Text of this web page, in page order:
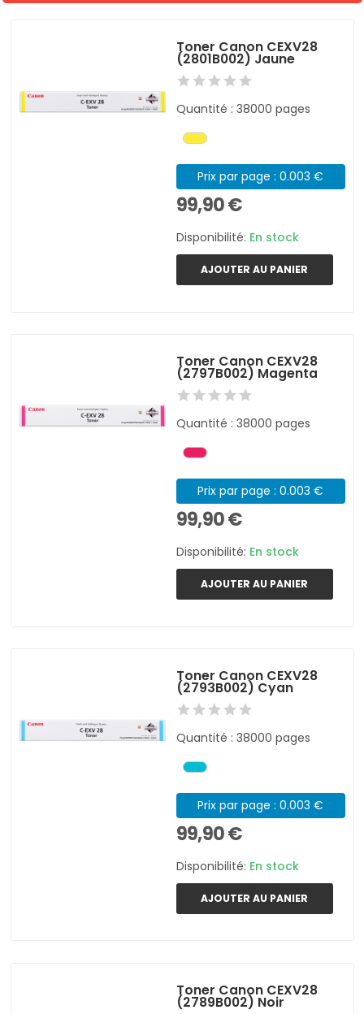
Toner Canon CEXV28
(2801B002) Jaune
Quantité : 38000 pages
Prix par page : 0.003 €
99,90 €
Disponibilité: En stock
AJOUTER AU PANIER
Toner Canon CEXV28
(2797B002) Magenta
Quantité : 38000 pages
Prix par page : 0.003 €
99,90 €
Disponibilité: En stock
AJOUTER AU PANIER
Toner Canon CEXV28
(2793B002) Cyan
Quantité : 38000 pages
Prix par page : 0.003 €
99,90 €
Disponibilité: En stock
AJOUTER AU PANIER
Toner Canon CEXV28
(2789B002) Noir